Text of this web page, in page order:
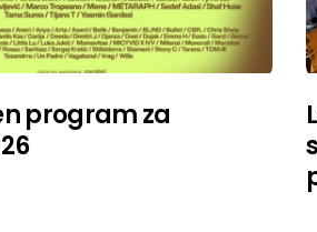
program za